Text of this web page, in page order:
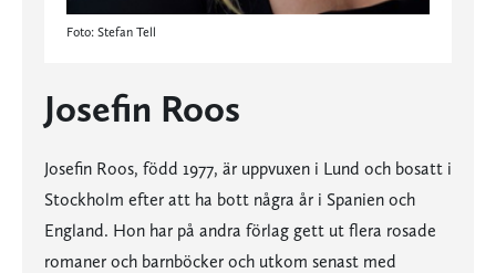
Foto: Stefan Tell
Josefin Roos
Josefin Roos, född 1977, är uppvuxen i Lund och bosatt i
Stockholm efter att ha bott några år i Spanien och
England. Hon har på andra förlag gett ut flera rosade
romaner och barnböcker och utkom senast med